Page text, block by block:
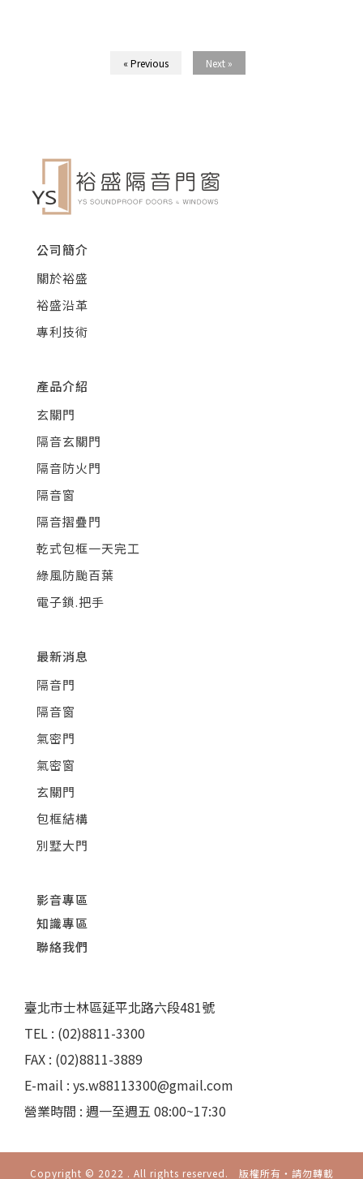
« Previous Next »
公司簡介
關於裕盛
裕盛沿革
專利技術
產品介紹
玄關門
隔音玄關門
隔音防火門
隔音窗
隔音摺疊門
乾式包框一天完工
綠風防颱百葉
電子鎖.把手
最新消息
隔音門
隔音窗
氣密門
氣密窗
玄關門
包框結構
別墅大門
影音專區
知識專區
聯絡我們
臺北市士林區延平北路六段481號
TEL : (02)8811-3300
FAX : (02)8811-3889
E-mail : ys.w88113300@gmail.com
營業時間 : 週一至週五 08:00~17:30
Copyright © 2022 . All rights reserved. 版權所有‧請勿轉載